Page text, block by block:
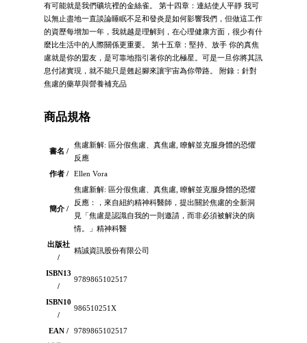
有可能就是我們礦坑裡的金絲雀。 第十四章：連結使人平靜 我可
以無止盡地一直談論睡眠不足和發炎是如何影響我們，但做這工作
的資歷每增加一年，我就越是理解到，在心理健康方面，很少有什
麼比生活中的人際關係更重要。 第十五章：堅持、放手 你的真焦
慮就是你的盟友，是可靠地指引著你的北極星。可是一旦你將其訊
息付諸實現，就不能只是翹起腳來讓宇宙為你帶路。 附錄：針對
焦慮的藥草與營養補充品
商品規格
書名 /
焦慮新解: 區分假焦慮、真焦慮, 瞭解並克服身體的恐懼
反應
作者 /
Ellen Vora
簡介 /
焦慮新解: 區分假焦慮、真焦慮, 瞭解並克服身體的恐懼
反應：，來自紐約精神科醫師，提出關於焦慮的全新洞
見「焦慮是認識自我的一則邀請，而非必須被解決的病
情。」精神科醫
出版社
/
精誠資訊股份有限公司
ISBN13
/
9789865102517
ISBN10
/
986510251X
EAN /
9789865102517